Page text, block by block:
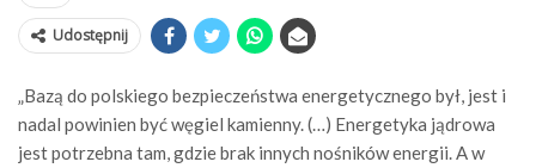
Udostępnij
„Bazą do polskiego bezpieczeństwa energetycznego był, jest i
nadal powinien być węgiel kamienny. (…) Energetyka jądrowa
jest potrzebna tam, gdzie brak innych nośników energii. A w